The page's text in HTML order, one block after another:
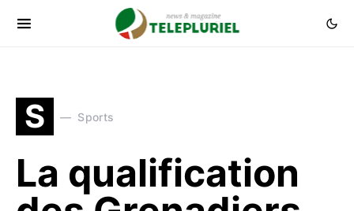
S Sports
La qualification